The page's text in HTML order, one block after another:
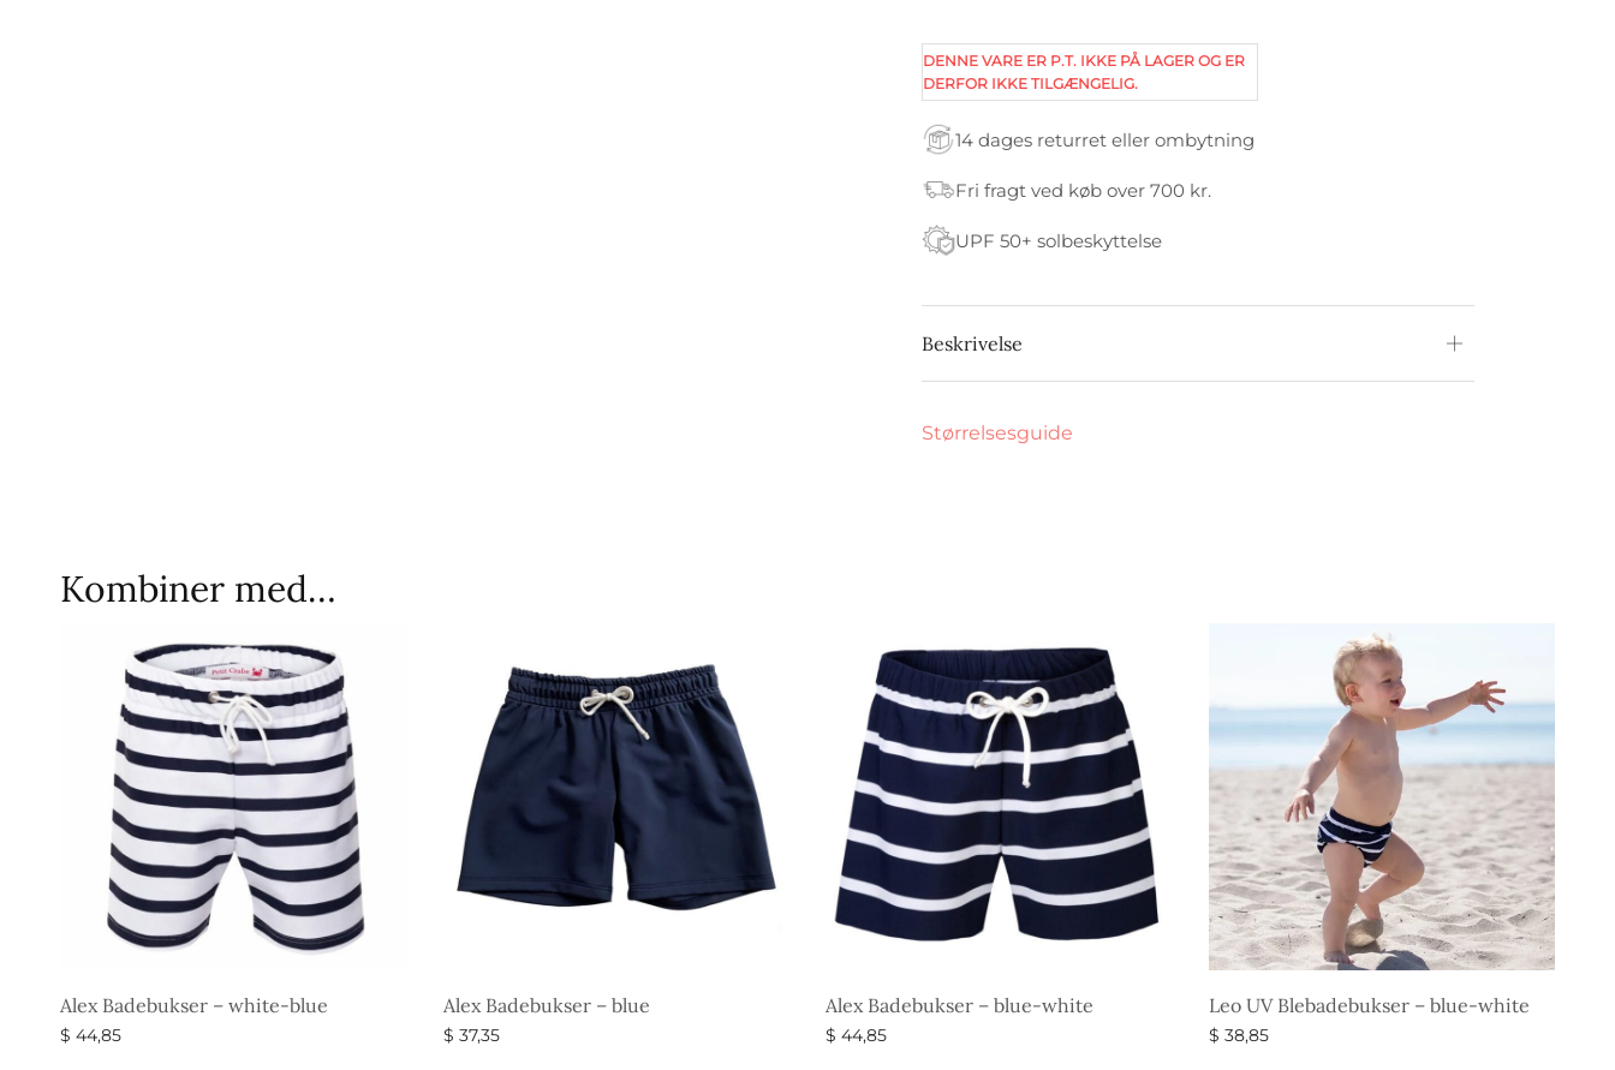
DENNE VARE ER P.T. IKKE PÅ LAGER OG ER
DERFOR IKKE TILGÆNGELIG.
14 dages returret eller ombytning
Fri fragt ved køb over 700 kr.
UPF 50+ solbeskyttelse
Beskrivelse
Størrelsesguide
Kombiner med…
Alex Badebukser – white-blue
$ 44,85
Alex Badebukser – blue
$ 37,35
Alex Badebukser – blue-white
$ 44,85
Leo UV Blebadebukser – blue-white
$ 38,85